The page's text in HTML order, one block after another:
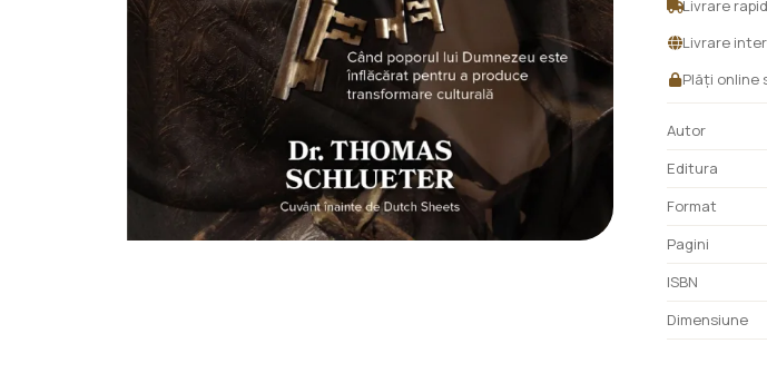
Livrare
Livrare
Plăți online
Autor
Editura
Format
Pagini
ISBN
Dimensiune